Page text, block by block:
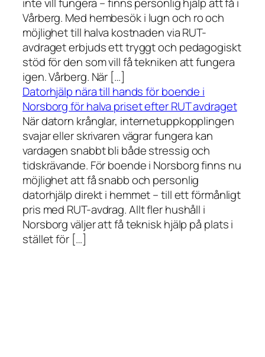
inte vill fungera – finns personlig hjälp att få i
Vårberg. Med hembesök i lugn och ro och
möjlighet till halva kostnaden via RUT-
avdraget erbjuds ett tryggt och pedagogiskt
stöd för den som vill få tekniken att fungera
igen. Vårberg. När […]
Datorhjälp nära till hands för boende i
Norsborg för halva priset efter RUT avdraget
När datorn krånglar, internetuppkopplingen
svajar eller skrivaren vägrar fungera kan
vardagen snabbt bli både stressig och
tidskrävande. För boende i Norsborg finns nu
möjlighet att få snabb och personlig
datorhjälp direkt i hemmet – till ett förmånligt
pris med RUT-avdrag. Allt fler hushåll i
Norsborg väljer att få teknisk hjälp på plats i
stället för […]